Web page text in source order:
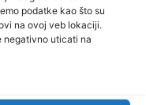
podatke kao što su
na ovoj veb lokaciji.
negativno uticati na